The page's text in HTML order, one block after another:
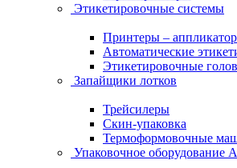
Этикетировочные системы
Принтеры –
Автоматические
Этикетировочные
Запайщики лотков
Трейсилеры
Скин-упаковка
Термоформовочные
Упаковочное оборудование